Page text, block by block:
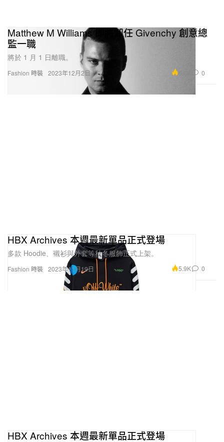
Fashion 時裝
Matthew M Williams 即將卸任 Givenchy 創意總
監一職
將於 1 月 1 日離職。
2023年12月2日 0
Fashion 時裝
HBX Archives 本週最新單品正式登場
多款 Hoodie、襯衫與外套等秋冬服飾正式上架。
2023年11月19日 5.9K 0
HBX Archives 本週最新單品正式登場